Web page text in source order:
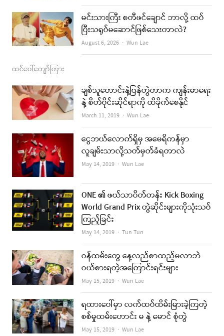
မင်းသားကြီး စတီဖင်ချောင် ဘာလို့ ထပ်
ပြီးသရုပ်မဆောင်ဖြစ်သေးတာလဲ?
August 6, 2026 Author
Wun Lae
ထင်ပေါ်ကျော်ကြား
ချစ်သူဟောင်းနဲ့ပြန်တွဲတာက ကျန်းမာရေး
နဲ့ စိတ်ပိုင်းဆိုင်ရာကို ထိခိုက်စေနိုင်
March 11, 2019 Author
Wun Lae
ငွေဘယ်လောက်ရှိမှ အမေရိကန်မှာ
လူချမ်းသာလို့သတ်မှတ်ခံရတာလဲ
May 14, 2019 Author
Wun Lae
ONE ၏ ဖယ်သာဝိတ်တန်း Kick Boxing
World Grand Prix တွဲဆိုင်းများကိုသုံးသပ်
ကြည့်ခြင်း
May 14, 2019 Author
Tun Tun
ဝန်ထမ်းတွေ နေ့လည်စာထည့်မလာဘဲ
ဝယ်စားရတဲ့အကြောင်းရင်းများ
May 15, 2019 Author
Wun Lae
ရထားပေါ်မှာ လက်ထပ်ထိမ်းမြားခဲ့ကြတဲ့
စစ်မှုထမ်းဟောင်း မ နဲ့ မောင် စုံတွဲ
May 15, 2019 Author
Wun Lae